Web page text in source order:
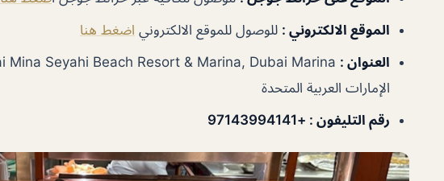
الموقع الالكتروني : للوصول للموقع الالكتروني اضغط هنا
العنوان :
الإمارات العربية المتحدة
رقم التليفون : +97143994141